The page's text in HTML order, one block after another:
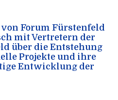
Forum Fürstenfeld
mit Vertretern der
über die Entstehung
Projekte und ihre
Entwicklung der